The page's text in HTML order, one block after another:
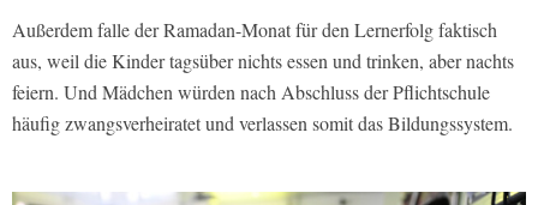
Außerdem falle der Ramadan-Monat für den Lernerfolg faktisch
aus, weil die Kinder tagsüber nichts essen und trinken, aber nachts
feiern. Und Mädchen würden nach Abschluss der Pflichtschule
häufig zwangsverheiratet und verlassen somit das Bildungssystem.